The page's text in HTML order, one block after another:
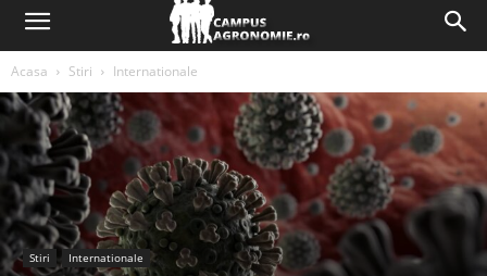
Acasa Stiri Internationale
Stiri Internationale